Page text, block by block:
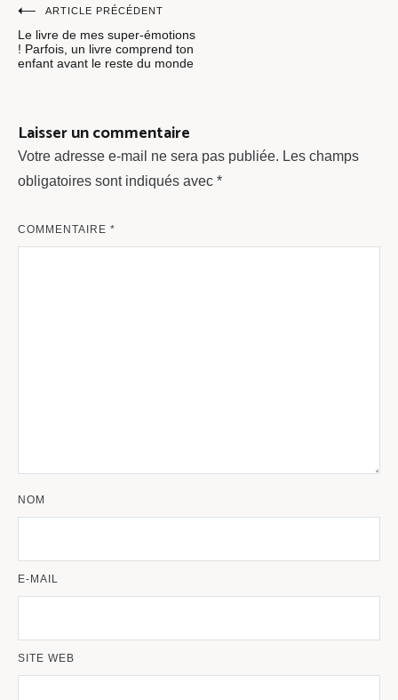
Navigation
de
ARTICLE PRÉCÉDENT
Le livre de mes super-émotions
! Parfois, un livre comprend ton
enfant avant le reste du monde
Laisser un commentaire
Votre adresse e-mail ne sera pas publiée. Les champs
obligatoires sont indiqués avec *
COMMENTAIRE *
NOM
E-MAIL
SITE WEB